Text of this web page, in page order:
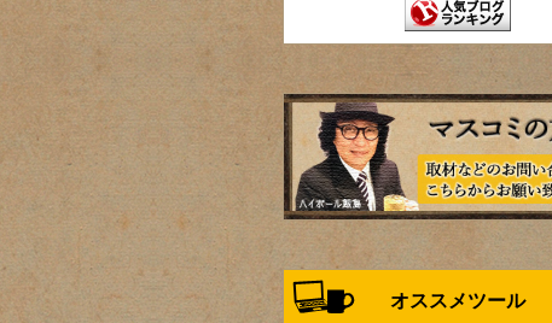
オススメツール